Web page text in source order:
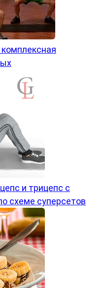
и трицепс с
схеме суперсетов